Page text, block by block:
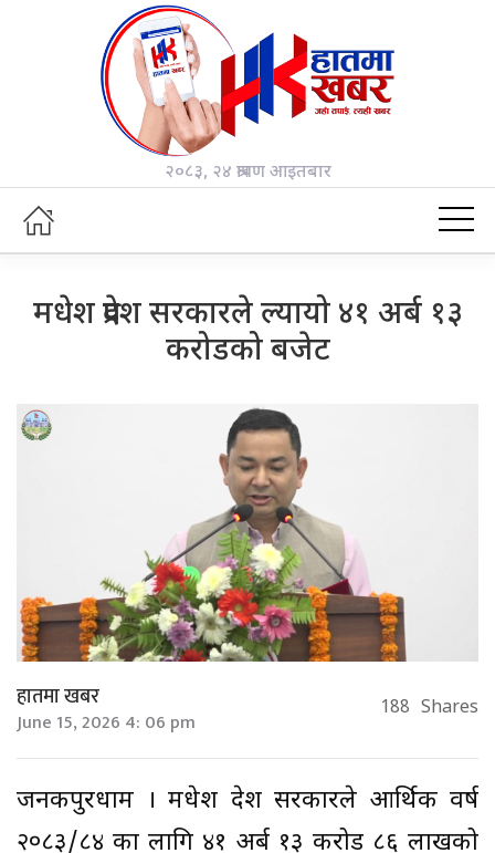
२०८३, २४ श्रावण आइतबार
मधेश प्रदेश सरकारले ल्यायो ४१ अर्ब १३
करोडको बजेट
हातमा खबर
June 15, 2026 4: 06 pm 188 Shares
जनकपुरधाम । मधेश प्रदेश सरकारले आर्थिक वर्ष
२०८३/८४ का लागि ४१ अर्ब १३ करोड ८६ लाखको